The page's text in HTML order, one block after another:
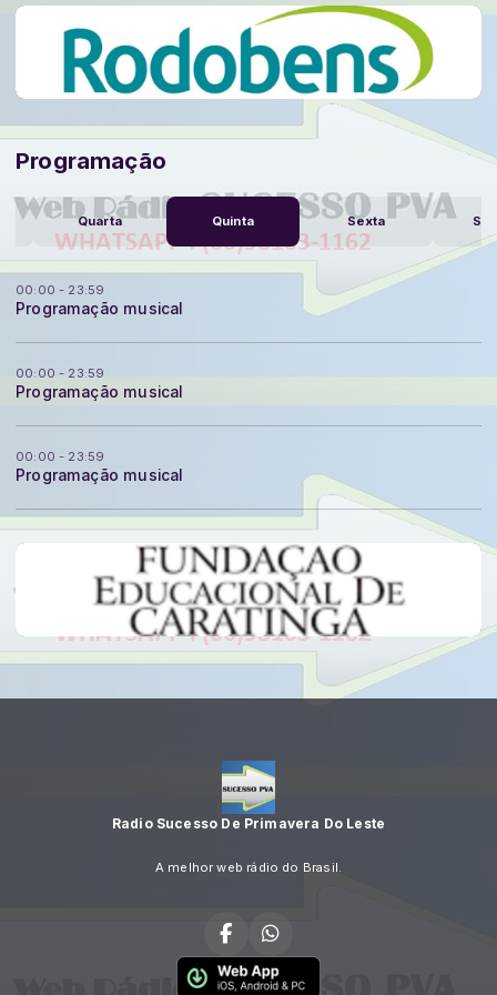
Programação
Quarta Quinta Sexta
00:00 - 23:59
Programação musical
00:00 - 23:59
Programação musical
00:00 - 23:59
Programação musical
Radio Sucesso De Primavera Do Leste
A melhor web rádio do Brasil.